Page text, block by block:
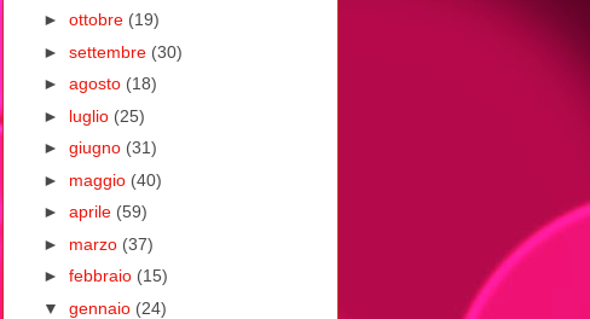
► ottobre (19)
► settembre (30)
► agosto (18)
► luglio (25)
► giugno (31)
► maggio (40)
► aprile (59)
► marzo (37)
► febbraio (15)
▼ gennaio (24)